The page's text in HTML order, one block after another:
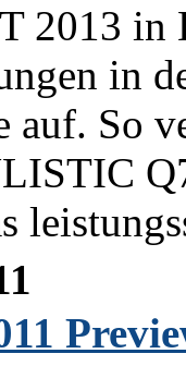
2013 in
in
auf. So